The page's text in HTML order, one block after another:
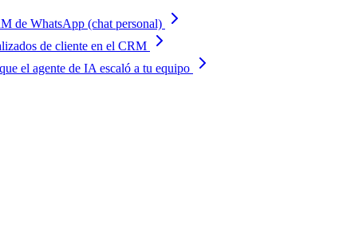
de WhatsApp (chat personal)
de cliente en el CRM
el agente de IA escaló a tu equipo